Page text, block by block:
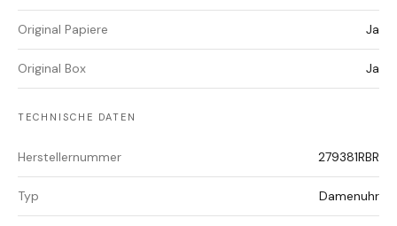
Original Papiere Ja
Original Box Ja
TECHNISCHE DATEN
Herstellernummer 279381RBR
Typ Damenuhr